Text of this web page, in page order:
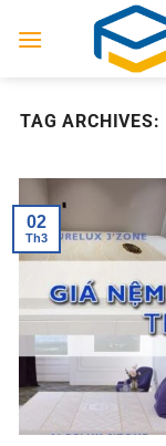
TAG ARCHIVES:
02
Th3